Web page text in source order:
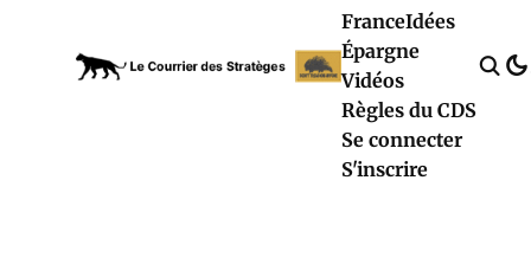
FranceIdées
Épargne
Vidéos
Règles du CDS
Se connecter
S'inscrire